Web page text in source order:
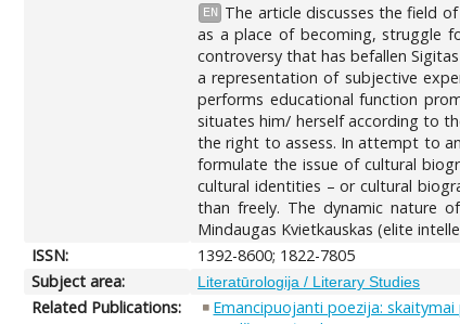
EN
The article discusses the field
as a place of becoming, struggle
controversy that has befallen
a representation of subjective
performs educational function
situates him/ herself according to
the right to assess. In attempt to
formulate the issue of cultural
cultural identities – or cultural
than freely. The dynamic nature
Mindaugas Kvietkauskas (elite
ISSN:
1392-8600; 1822-7805
Subject area:
Literatūrologija / Literary Studies
Related Publications: Emancipuojanti poezija: